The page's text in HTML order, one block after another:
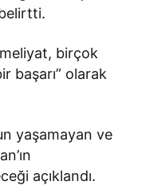
birçok
başarı” olarak
yaşamayan ve
açıklandı.